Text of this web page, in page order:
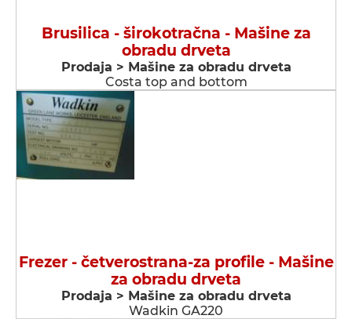
Brusilica - širokotračna - Мašine za
obradu drveta
Prodaja > Мašine za obradu drveta
Costa top and bottom
Frezer - četverostrana-za profile - Мašine
za obradu drveta
Prodaja > Мašine za obradu drveta
Wadkin GA220